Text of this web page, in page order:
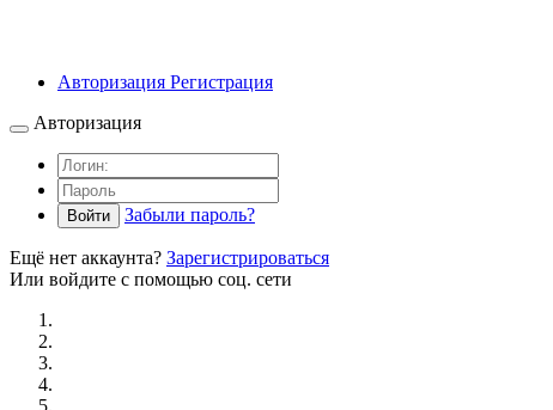
Авторизация Регистрация
Авторизация
Войти Забыли пароль?
Ещё нет аккаунта? Зарегистрироваться
Или войдите с помощью соц. сети